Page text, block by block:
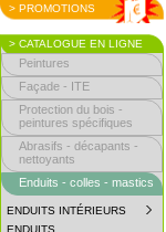
> PROMOTIONS
> CATALOGUE EN LIGNE
Peintures
Façade - ITE
Protection du bois -
peintures spécifiques
Abrasifs - décapants -
nettoyants
Enduits - colles - mastics
ENDUITS INTÉRIEURS
ENDUITS